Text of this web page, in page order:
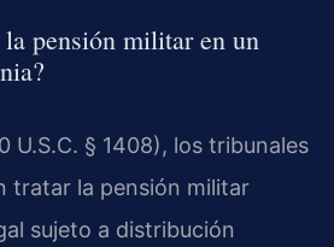
pensión militar en un
U.S.C. § 1408), los tribunales
tratar la pensión militar
sujeto a distribución